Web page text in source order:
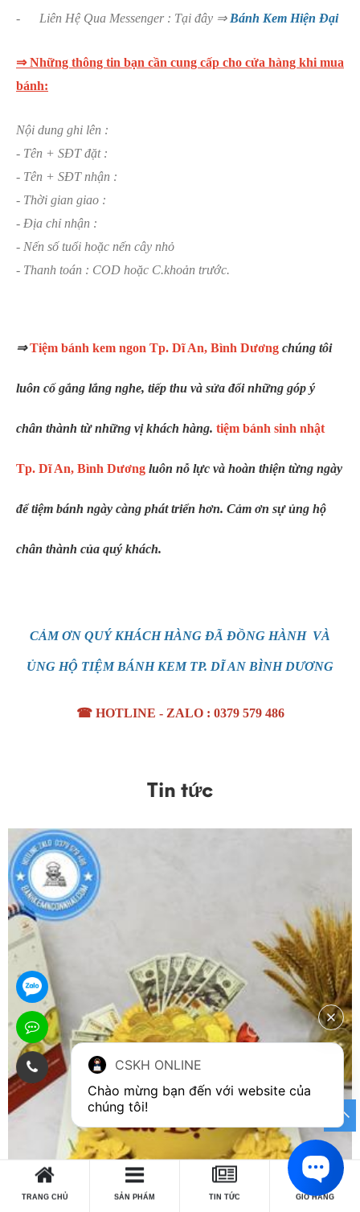
- Liên Hệ Qua Messenger : Tại đây ⇒ Bánh Kem Hiện Đại
⇒ Những thông tin bạn cần cung cấp cho cửa hàng khi mua
bánh:
Nội dung ghi lên :
- Tên + SĐT đặt :
- Tên + SĐT nhận :
- Thời gian giao :
- Địa chỉ nhận :
- Nến số tuổi hoặc nến cây nhỏ
- Thanh toán : COD hoặc C.khoản trước.
⇒Tiệm bánh kem ngon Tp. Dĩ An, Bình Dương chúng tôi
luôn cố gắng lắng nghe, tiếp thu và sửa đổi những góp ý
chân thành từ những vị khách hàng. tiệm bánh sinh nhật
Tp. Dĩ An, Bình Dương luôn nỗ lực và hoàn thiện từng ngày
để tiệm bánh ngày càng phát triển hơn. Cảm ơn sự ủng hộ
chân thành của quý khách.
CẢM ƠN QUÝ KHÁCH HÀNG ĐÃ ĐỒNG HÀNH VÀ
ỦNG HỘ TIỆM BÁNH KEM TP. DĨ AN BÌNH DƯƠNG
☎ HOTLINE - ZALO : 0379 579 486
Tin tức
TRANG CHỦ SẢN PHẨM TIN TỨC
0
GIỎ HÀNG
CSKH ONLINE
Chào mừng bạn đến với website của
chúng tôi!